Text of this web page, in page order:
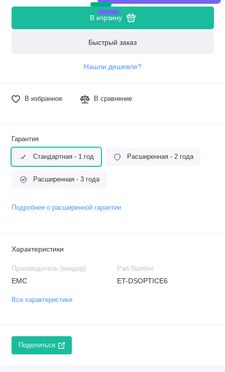
В корзину
Быстрый заказ
Нашли дешевле?
В избранное В сравнение
Гарантия
Стандартная - 1 год Расширенная - 2 года
Расширенная - 3 года
Подробнее о расширенной гарантии
Характеристики
Производитель (вендор)
EMC
Part Number
ET-DSOPTICE6
Все характеристики
Поделиться